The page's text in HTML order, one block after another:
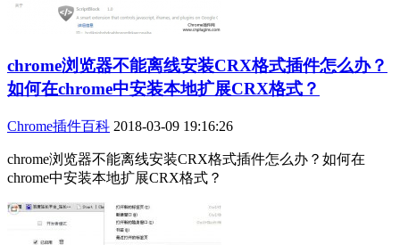
chrome浏览器不能离线安装CRX格式插件怎么办？
如何在chrome中安装本地扩展CRX格式？
Chrome插件百科 2018-03-09 19:16:26
chrome浏览器不能离线安装CRX格式插件怎么办？如何在
chrome中安装本地扩展CRX格式？